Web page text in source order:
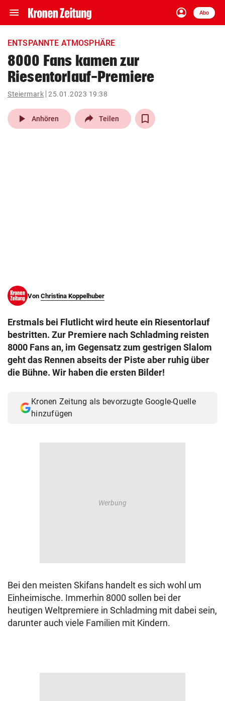
menu Navigation
ein-/ausklappen
account_circle
Anmelden
Abo
close Schließen
account_circle Anmelden
arrow_right
pin_drop
Wien arrow_right
ENTSPANNTE ATMOSPHÄRE
8000 Fans kamen zur
Riesentorlauf-Premiere
Steiermark 25.01.2023 19:38
play_arrow Anhören Teilen
Von Christina Koppelhuber
Erstmals bei Flutlicht wird heute ein Riesentorlauf
bestritten. Zur Premiere nach Schladming reisten
8000 Fans an, im Gegensatz zum gestrigen Slalom
geht das Rennen abseits der Piste aber ruhig über
die Bühne. Wir haben die ersten Bilder!
Kronen Zeitung als bevorzugte Google-Quelle
hinzufügen
Bei den meisten Skifans handelt es sich wohl um
Einheimische. Immerhin 8000 sollen bei der
heutigen Weltpremiere in Schladming mit dabei sein,
darunter auch viele Familien mit Kindern.